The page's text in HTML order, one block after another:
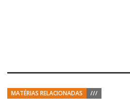
MATÉRIAS RELACIONADAS ///